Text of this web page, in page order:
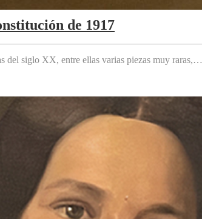
de 1917
del siglo XX, entre ellas varias piezas muy raras,…